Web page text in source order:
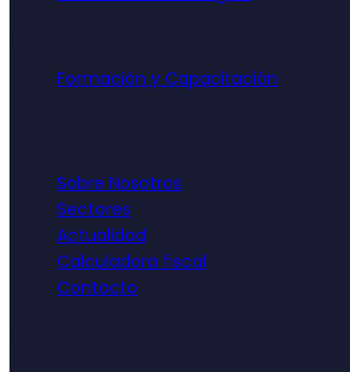
Formación y Capacitación
Sobre Nosotros
Sectores
Actualidad
Calculadora fiscal
Contacto